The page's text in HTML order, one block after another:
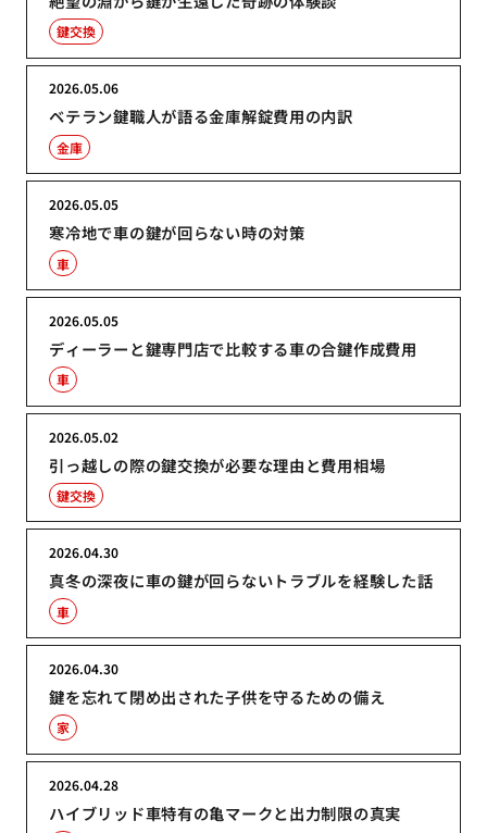
鍵交換
ベテラン鍵職人が語る金庫解錠費用の内訳
2026.05.06
金庫
寒冷地で車の鍵が回らない時の対策
2026.05.05
車
ディーラーと鍵専門店で比較する車の合鍵作成費用
2026.05.05
車
引っ越しの際の鍵交換が必要な理由と費用相場
2026.05.02
鍵交換
真冬の深夜に車の鍵が回らないトラブルを経験した話
2026.04.30
車
鍵を忘れて閉め出された子供を守るための備え
2026.04.30
家
ハイブリッド車特有の亀マークと出力制限の真実
2026.04.28